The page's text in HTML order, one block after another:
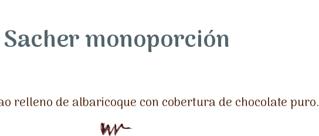
Sacher monoporción
relleno de albaricoque con cobertura de chocolate puro.